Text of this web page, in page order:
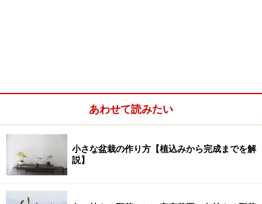
あわせて読みたい
小さな盆栽の作り方【植込みから完成までを解
説】